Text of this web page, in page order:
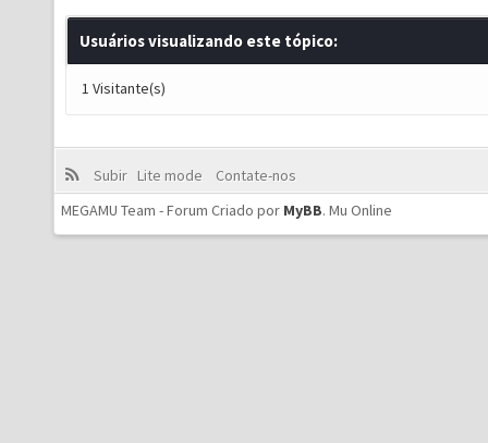
Usuários visualizando este tópico:
1 Visitante(s)
Subir Lite mode
Contate-nos
MEGAMU Team - Forum Criado por MyBB. Mu Online